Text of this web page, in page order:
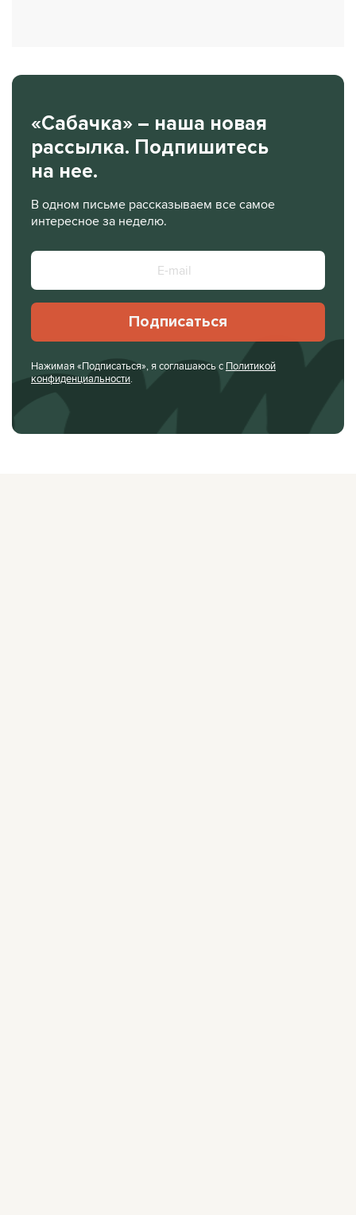
«Сабачка» – наша новая
рассылка. Подпишитесь
на нее.
В одном письме рассказываем все самое
интересное за неделю.
Подписаться
Нажимая «Подписаться», я соглашаюсь с Политикой
конфиденциальности.